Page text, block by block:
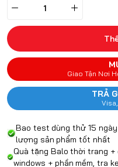
Giao Tận Nơi
TRẢ
Bao test dùng thử 15
lượng sản phẩm tốt nhất
Quà tặng Balo thời trang
windows + phần mềm, tra